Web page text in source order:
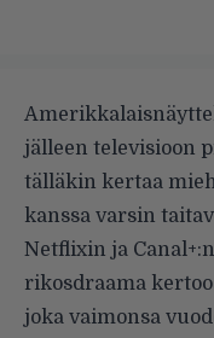
jälleen televisioon
tälläkin kertaa
kanssa varsin
Netflixin ja
rikosdraama
joka vaimonsa